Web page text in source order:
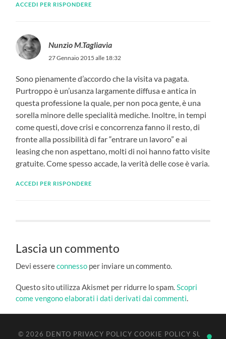
ACCEDI PER RISPONDERE
Nunzio M.Tagliavia
27 Gennaio 2015 alle 18:32
Sono pienamente d’accordo che la visita va pagata.
Purtroppo è un’usanza largamente diffusa e antica in
questa professione la quale, per non poca gente, è una
sorella minore delle specialità mediche. Inoltre, in tempi
come questi, dove crisi e concorrenza fanno il resto, di
fronte alla possibilità di far “entrare un lavoro” e ai
leasing che non aspettano, molti di noi hanno fatto visite
gratuite. Come spesso accade, la verità delle cose è varia.
ACCEDI PER RISPONDERE
Lascia un commento
Devi essereconnesso per inviare un commento.
Questo sito utilizza Akismet per ridurre lo spam.Scopri
come vengono elaborati i dati derivati dai commenti.
© 2026 DENTO PRIVACY POLICY COOKIE POLICY SU ↑